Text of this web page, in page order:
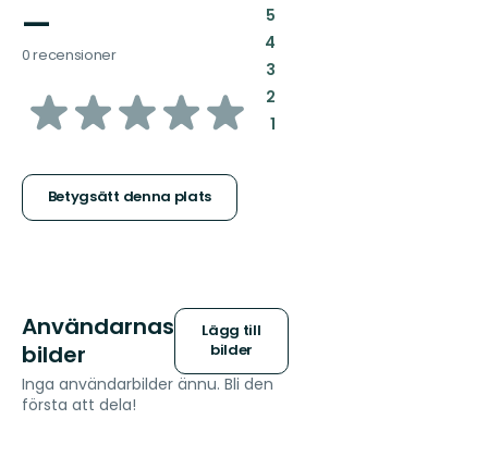
—
0 recensioner
av
stjärnor
Betygsätt denna plats
5:
4:
3:
2:
1:
Användarnas
bilder
Lägg till
bilder
Inga användarbilder ännu. Bli den
första att dela!